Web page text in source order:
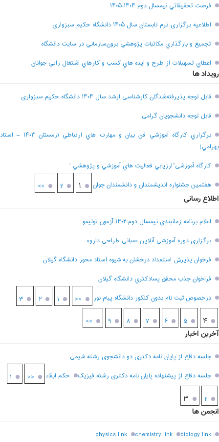
فرصت تحقيقاتي نیمسال دوم ۱۴۰۴-۱۴۰۵
اطلاعیه برگزاری ترم تابستان سال ۱۴۰۵ دانشگاه حکیم سبزواری
تجميع و بارگذاري مکاتبات پژوهشي برون‌سازماني در سايت دانشگاه
اعطاي تسهيلات از طرح و ايده هاي کسب و کارهاي اشتغال زايي جوانان
رویداد ها
قابل توجه پذیرفته‌شدگان کارشناسی ارشد سال ۱۴۰۴ دانشگاه حکیم سبزواری
قابل توجه دانشجویان گرامی
برگزاري کارگاه آموزشي فن بيان و مهارت هاي ارتباطي (زمستان ۱۴۰۳ – استاد
بهرامي)
کارگاه آموزشی”ارزيابي فعاليت هاي آموزشي و پژوهشي “
هفتمين جشنواره انديشمندان و دانشمندان جوان
۱ ۲ >>
اطلاع رسانی
اعلام برنامه زمانبندي نيمسال دوم ۱۴۰۲ آزمون توليمو
برگزاری دوره آموزشی آنلاین «مبانی طراحی دارو»
فرخوان پذيرش استعداد درخشان به شيوه استاد محور دانشگاه گيلان
فراخوان جذب محقق پسادکتري دانشگاه گيلان
درخصوص ثبت نام بدون کنکور دانشگاه پیام نور
<< ۱ ۲ ۳
۴ ۵ ۶ ۷ ۸ ۹ >>
آخرین اخبار
جلسه دفاع از پایان نامه دکتری دو دانشجوی رشته شیمی
جلسه دفاع از پیشنهاده پایان نامه دکتری رشته فیزیک
حکم ابقاء << ۱
۲ ۳
انجمن ها
biology link
chemistry link
physics link